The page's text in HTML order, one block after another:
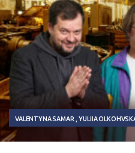
VALENTYNA SAMAR YULIIA